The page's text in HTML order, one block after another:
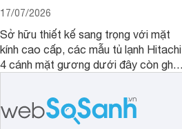
17/07/2026
Sở hữu thiết kế sang trọng với mặt
kính cao cấp, các mẫu tủ lạnh Hitachi
4 cánh mặt gương dưới đây còn ghi
công nghệ bảo quản hiện đại, đáp ứng
tốt nhu cầu lưu trữ thực phẩm của gia